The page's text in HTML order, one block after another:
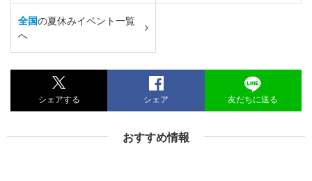
全国の夏休みイベント一覧
へ
シェアする シェア 友だちに送る
おすすめ情報